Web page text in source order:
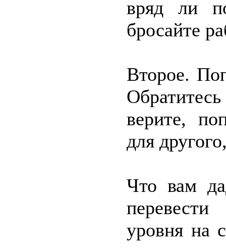
вряд ли
бросайте
Второе.
верите,
для
Что вам
уровня на